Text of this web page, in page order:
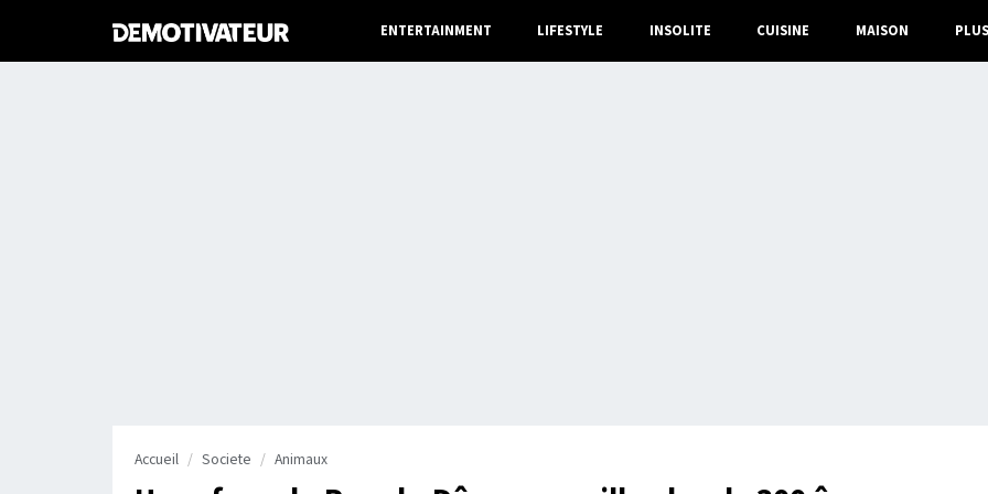
ENTERTAINMENT LIFESTYLE INSOLITE CUISINE MAISON PLUS
Accueil Societe Animaux